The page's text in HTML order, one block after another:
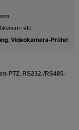
etc.
, Videokamera-Prüfer
PTZ, RS232-/RS485-